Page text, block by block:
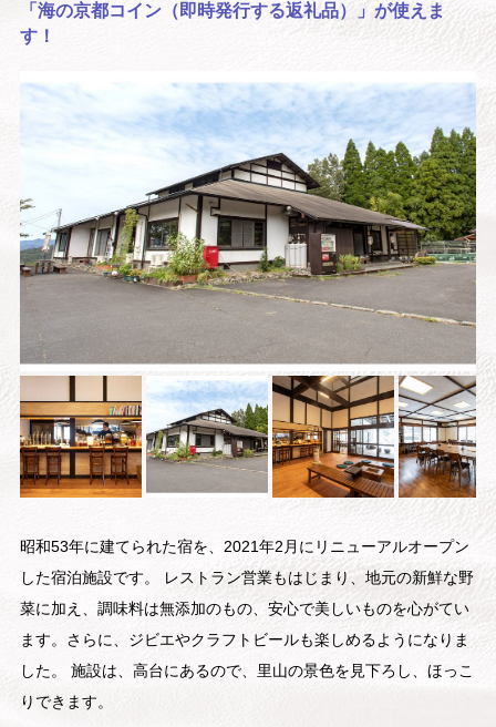
「海の京都コイン（即時発行する返礼品）」が使えま
す！
昭和53年に建てられた宿を、2021年2月にリニューアルオープン
した宿泊施設です。 レストラン営業もはじまり、地元の新鮮な野
菜に加え、調味料は無添加のもの、安心で美しいものを心がてい
ます。さらに、ジビエやクラフトビールも楽しめるようになりま
した。 施設は、高台にあるので、里山の景色を見下ろし、ほっこ
りできます。